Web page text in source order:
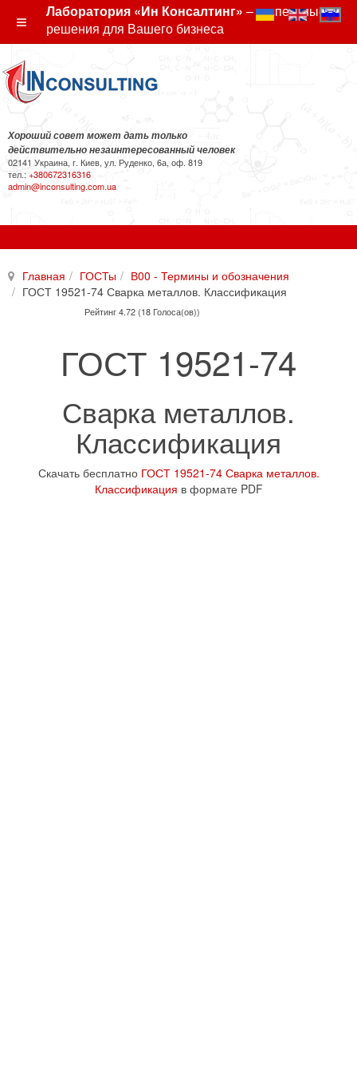
Лаборатория «Ин Консалтинг» – экспертные
решения для Вашего бизнеса
Хороший совет может дать только
действительно незаинтересованный человек
02141 Украина, г. Киев, ул. Руденко, 6а, оф. 819
тел.: +380672316316
admin@inconsulting.com.ua
Главная ГОСТы
В00 - Термины и обозначения
ГОСТ 19521-74 Сварка металлов. Классификация
Рейтинг 4.72 (18 Голоса(ов))
ГОСТ 19521-74
Сварка металлов.
Классификация
Скачать бесплатно ГОСТ 19521-74 Сварка металлов.
Классификация в формате PDF